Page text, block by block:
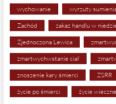
wychowanie wyrzuty
Zachód zakaz handlu w
Zjednoczona Lewica
zmartwychwstanie ciał
znoszenie kary śmierci ZSRR
życie po śmierci życie wieczne